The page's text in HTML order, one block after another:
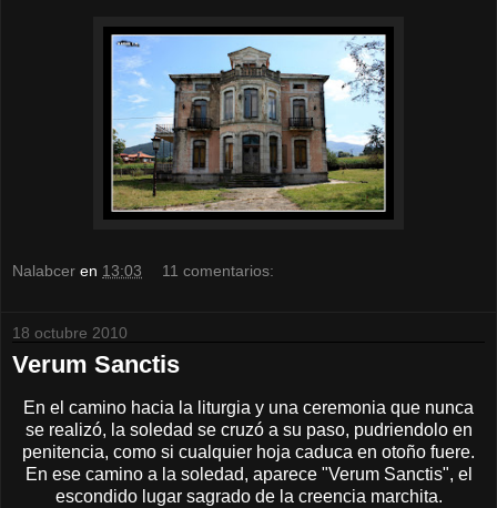
Nalabcer en 13:03 11 comentarios:
18 octubre 2010
Verum Sanctis
En el camino hacia la liturgia y una ceremonia que nunca
se realizó, la soledad se cruzó a su paso, pudriendolo en
penitencia, como si cualquier hoja caduca en otoño fuere.
En ese camino a la soledad, aparece "Verum Sanctis", el
escondido lugar sagrado de la creencia marchita.